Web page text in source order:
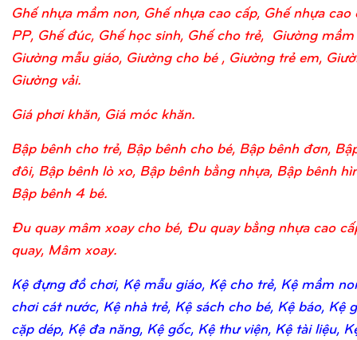
Ghế nhựa mầm non, Ghế nhựa cao cấp, Ghế nhựa cao
PP, Ghế đúc, Ghế học sinh, Ghế cho trẻ, Giường
Giường mẫu giáo, Giường cho bé , Giường trẻ em,
Giường vải.
Giá phơi khăn, Giá móc khăn.
Bập bênh cho trẻ, Bập bênh cho bé, Bập bênh đơn,
đôi, Bập bênh lò xo, Bập bênh bằng nhựa, Bập bênh
Bập bênh 4 bé.
Đu quay mâm xoay cho bé, Đu quay bằng nhựa cao
quay, Mâm xoay.
Kệ đựng đồ chơi, Kệ mẫu giáo, Kệ cho trẻ, Kệ mầm
chơi cát nước, Kệ nhà trẻ, Kệ sách cho bé, Kệ báo, Kệ
cặp dép, Kệ đa năng, Kệ gốc, Kệ thư viện, Kệ tài liệu,